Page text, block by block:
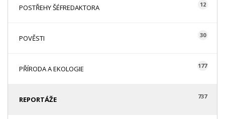
POSTŘEHY ŠÉFREDAKTORA 12
POVĚSTI 30
PŘÍRODA A EKOLOGIE 177
REPORTÁŽE 737